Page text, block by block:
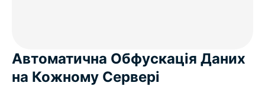
Автоматична Обфускація Даних
на Кожному Сервері